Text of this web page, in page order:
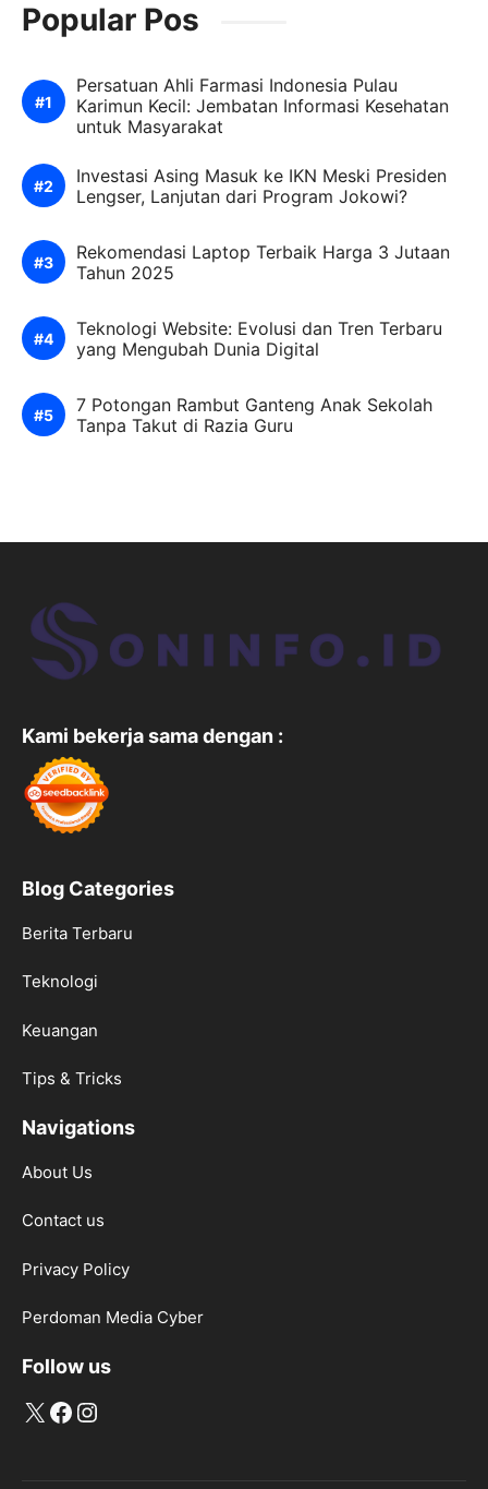
Popular Pos
Persatuan Ahli Farmasi Indonesia Pulau
Karimun Kecil: Jembatan Informasi Kesehatan
untuk Masyarakat
Investasi Asing Masuk ke IKN Meski Presiden
Lengser, Lanjutan dari Program Jokowi?
Rekomendasi Laptop Terbaik Harga 3 Jutaan
Tahun 2025
Teknologi Website: Evolusi dan Tren Terbaru
yang Mengubah Dunia Digital
7 Potongan Rambut Ganteng Anak Sekolah
Tanpa Takut di Razia Guru
Kami bekerja sama dengan :
Blog Categories
Berita Terbaru
Teknologi
Keuangan
Tips & Tricks
Navigations
About Us
Contact us
Privacy Policy
Perdoman Media Cyber
Follow us
X Facebook
Instagram